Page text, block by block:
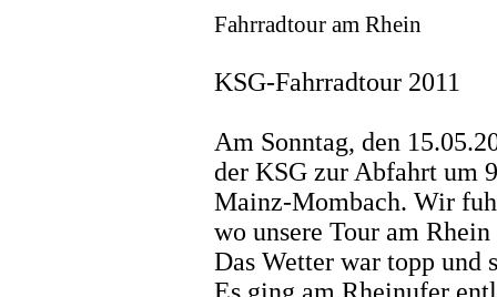
Fahrradtour am Rhein
KSG-Fahrradtour 2011
Am Sonntag, den
der KSG zur Abfahrt um
Mainz-Mombach. Wir
wo unsere Tour am
Das Wetter war topp